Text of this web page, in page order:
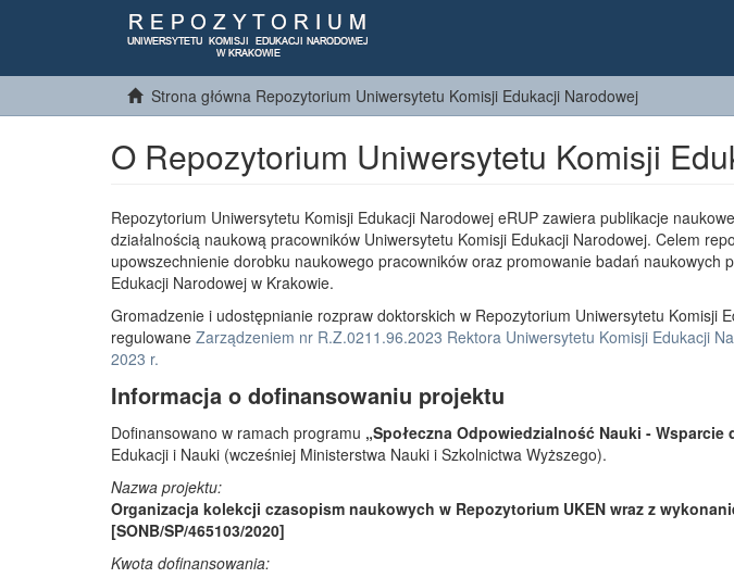
Strona główna Repozytorium Uniwersytetu Komisji Edukacji Narodowej
O Repozytorium Uniwersytetu Komisji
Repozytorium Uniwersytetu Komisji Edukacji Narodowej eRUP zawiera publikacje
działalnością naukową pracowników Uniwersytetu Komisji Edukacji Narodowej. Celem
upowszechnienie dorobku naukowego pracowników oraz promowanie badań naukowych
Edukacji Narodowej w Krakowie.
Gromadzenie i udostępnianie rozpraw doktorskich w Repozytorium Uniwersytetu Komisji
regulowane Zarządzeniem nr R.Z.0211.96.2023 Rektora Uniwersytetu Komisji Edukacji
2023 r.
Informacja o dofinansowaniu projektu
Dofinansowano w ramach programu „Społeczna Odpowiedzialność Nauki -
Edukacji i Nauki (wcześniej Ministerstwa Nauki i Szkolnictwa Wyższego).
Nazwa projektu:
Organizacja kolekcji czasopism naukowych w Repozytorium UKEN wraz z
[SONB/SP/465103/2020]
Kwota dofinansowania: